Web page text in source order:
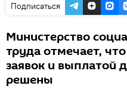
Подписаться
Министерство
труда отмечает,
заявок и выплатой
решены